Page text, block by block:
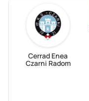
Cerrad Enea
Czarni Radom